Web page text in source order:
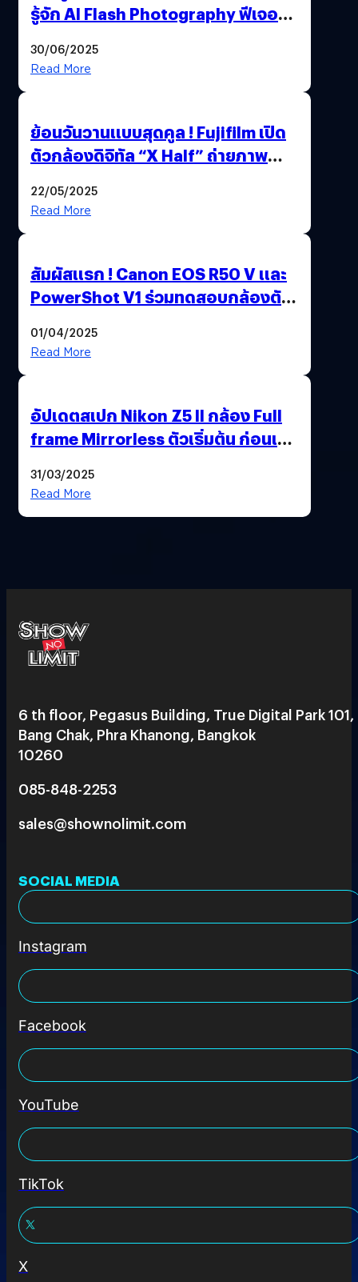
รู้จัก AI Flash Photography ฟีเจอร์
30/06/2025
Read More
ย้อนวันวานแบบสุดคูล ! Fujifilm เปิด
ตัวกล้องดิจิทัล “X Half” ถ่ายภาพ
22/05/2025
Read More
สัมผัสแรก ! Canon EOS R50 V และ
PowerShot V1 ร่วมทดสอบกล้องตัว
01/04/2025
Read More
อัปเดตสเปก Nikon Z5 II กล้อง Full
frame Mirrorless ตัวเริ่มต้น ก่อนเปิด
31/03/2025
Read More
6 th floor, Pegasus Building, True Digital Park 101,
Bang Chak, Phra Khanong, Bangkok
10260
085-848-2253
sales@shownolimit.com
SOCIAL MEDIA
Instagram
Facebook
YouTube
TikTok
X